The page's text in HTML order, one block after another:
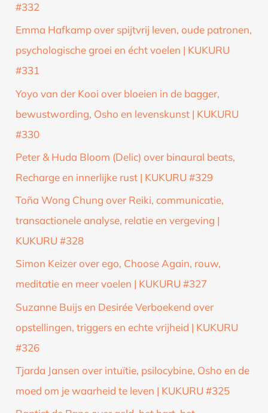
#332
Emma Hafkamp over spijtvrij leven, oude patronen,
psychologische groei en écht voelen | KUKURU
#331
Yoyo van der Kooi over bloeien in de bagger,
bewustwording, Osho en levenskunst | KUKURU
#330
Peter & Huda Bloom (Delic) over binaural beats,
Recharge en innerlijke rust | KUKURU #329
Toña Wong Chung over Reiki, communicatie,
transactionele analyse, relatie en vergeving |
KUKURU #328
Simon Keizer over ego, Choose Again, rouw,
meditatie en meer voelen | KUKURU #327
Suzanne Buijs en Desirée Verboekend over
opstellingen, triggers en echte vrijheid | KUKURU
#326
Tjarda Jansen over intuïtie, psilocybine, Osho en de
moed om je waarheid te leven | KUKURU #325